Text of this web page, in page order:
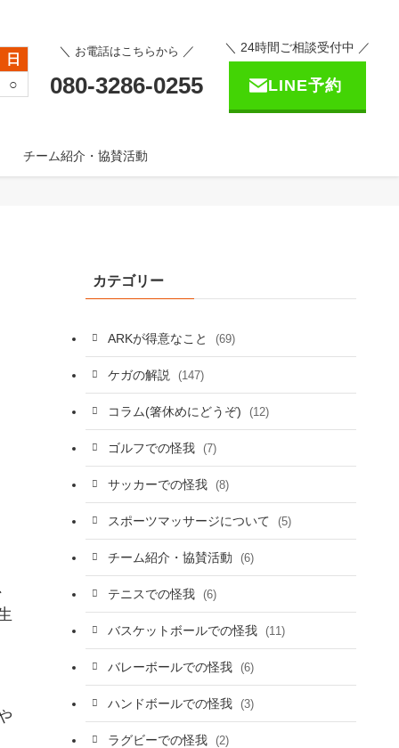
チーム紹介・協賛活動
日
○
＼ お電話はこちらから ／
080-3286-0255
＼ 24時間ご相談受付中 ／
LINE予約
カテゴリー
ARKが得意なこと (69)
ケガの解説 (147)
コラム(箸休めにどうぞ) (12)
ゴルフでの怪我 (7)
サッカーでの怪我 (8)
スポーツマッサージについて (5)
チーム紹介・協賛活動 (6)
テニスでの怪我 (6)
バスケットボールでの怪我 (11)
バレーボールでの怪我 (6)
ハンドボールでの怪我 (3)
ラグビーでの怪我 (2)